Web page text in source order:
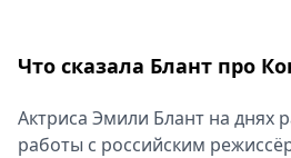
Что сказала Блант про
Актриса Эмили Блант на днях
работы с российским